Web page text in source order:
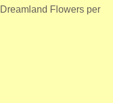
Flowers per